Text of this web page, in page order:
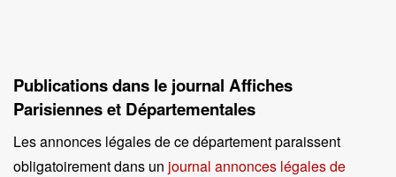
Publications dans le journal Affiches
Parisiennes et Départementales
Les annonces légales de ce département paraissent
obligatoirement dans un journal annonces légales de